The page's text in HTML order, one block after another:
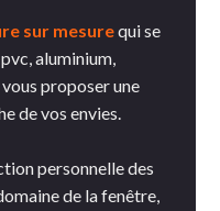
sur mesurequi se
aluminium,
proposer une
de vos envies.
personnelle des
de la fenêtre,